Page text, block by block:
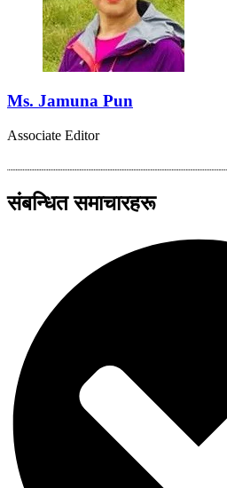
Ms. Jamuna Pun
Associate Editor
संबन्धित समाचारहरू